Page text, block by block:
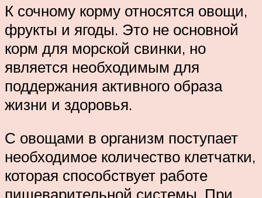
К сочному корму относятся овощи,
фрукты и ягоды. Это не основной
корм для морской свинки, но
является необходимым для
поддержания активного образа
жизни и здоровья.
С овощами в организм поступает
необходимое количество клетчатки,
которая способствует работе
пищеварительной системы. При